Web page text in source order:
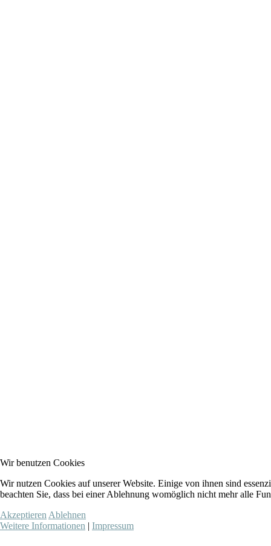
Wir benutzen Cookies
Wir nutzen Cookies auf unserer Website. Einige von ihnen sind
beachten Sie, dass bei einer Ablehnung womöglich nicht mehr alle
Akzeptieren Ablehnen
Weitere Informationen | Impressum